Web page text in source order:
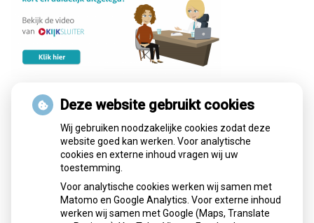
Geneesmiddelen mee op reis
Gebruikers van geneesmiddelen die onder de opiumwet
vallen kunnen deze niet zomaar meenemen naar het
buitenland. Hiervoor is een verklaring nodig.
Wat zijn de opiumwetsmiddelen
Deze website gebruikt cookies
Wij gebruiken noodzakelijke cookies zodat deze
website goed kan werken. Voor analytische
cookies en externe inhoud vragen wij uw
toestemming.
Voor analytische cookies werken wij samen met
Matomo en Google Analytics. Voor externe inhoud
werken wij samen met Google (Maps, Translate